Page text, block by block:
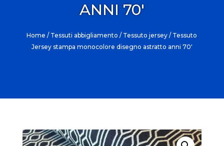
ANNI 70′
Home / Tessuti abbigliamento / Tessuto jersey / Tessuto
Jersey stampa monocolore disegno astratto anni 70′